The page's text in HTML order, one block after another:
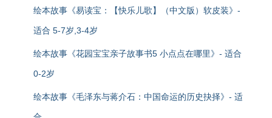
绘本故事《易读宝：【快乐儿歌】（中文版）软皮装》-
适合 5-7岁,3-4岁
绘本故事《花园宝宝亲子故事书5 小点点在哪里》- 适合
0-2岁
绘本故事《毛泽东与蒋介石：中国命运的历史抉择》- 适